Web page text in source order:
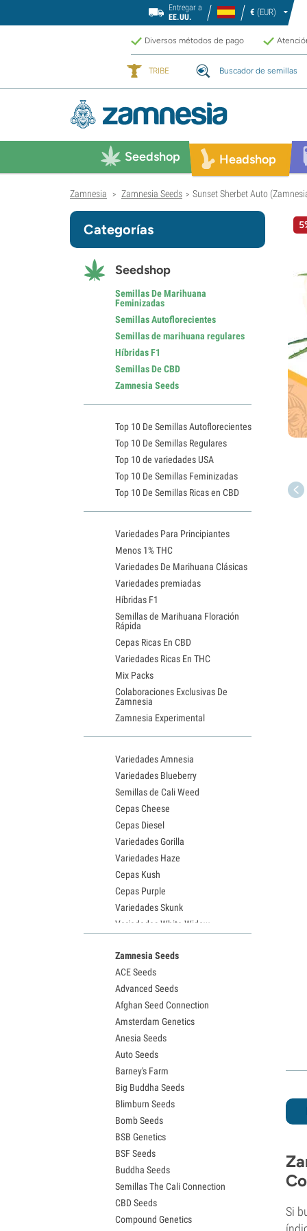
Entregar a
EE.UU.
€ (EUR)
Diversos métodos de pago
TRIBE Buscador de semillas
Seedshop Headshop
Zamnesia > Zamnesia Seeds > Sunset Sherbet Auto
Si
Categorías
Seedshop
Semillas De Marihuana
Feminizadas
Semillas Autoflorecientes
Semillas de marihuana regulares
Híbridas F1
Semillas De CBD
Zamnesia Seeds
Top 10 De Semillas Autoflorecientes
Top 10 De Semillas Regulares
Top 10 de variedades USA
Top 10 De Semillas Feminizadas
Top 10 De Semillas Ricas en CBD
Variedades Para Principiantes
Menos 1% THC
Variedades De Marihuana Clásicas
Variedades premiadas
Híbridas F1
Semillas de Marihuana Floración
Rápida
Cepas Ricas En CBD
Variedades Ricas En THC
Mix Packs
Colaboraciones Exclusivas De
Zamnesia
Zamnesia Experimental
Variedades Amnesia
Variedades Blueberry
Semillas de Cali Weed
Cepas Cheese
Cepas Diesel
Variedades Gorilla
Variedades Haze
Cepas Kush
Cepas Purple
Variedades Skunk
Variedades White Widow
Semillas de Granddaddy Purple
Semillas de OG Kush
Semillas de Blue Dream
Semillas de Lemon Haze
Semillas de Bruce Banner
Semillas de Gelato
Semillas de Sour Diesel
Semillas de Jack Herer
Semillas de Girl Scout Cookies
Semillas de Wedding Cake
Semillas de Zkittlez
Semillas de Pineapple Express
Semillas de Chemdawg
Semillas de Hindu Kush
Semillas de Mimosa
Zamnesia Seeds
ACE Seeds
Advanced Seeds
Afghan Seed Connection
Amsterdam Genetics
Anesia Seeds
Auto Seeds
Barney's Farm
Big Buddha Seeds
Blimburn Seeds
Bomb Seeds
BSB Genetics
BSF Seeds
Buddha Seeds
Semillas The Cali Connection
CBD Seeds
Compound Genetics